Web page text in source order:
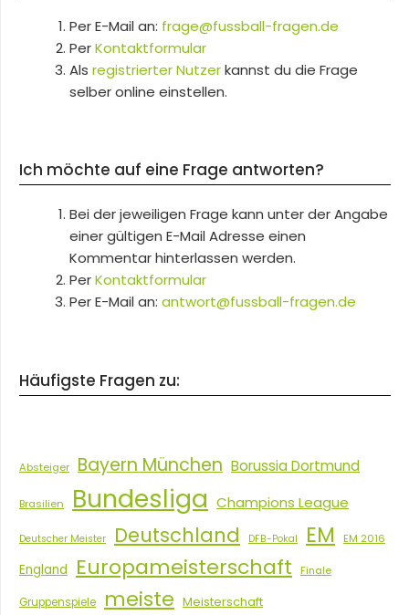
Per E-Mail an: frage@fussball-fragen.de
PerKontaktformular
Als registrierter Nutzerkannst du die Frage
selber online einstellen.
Ich möchte auf eine Frage antworten?
Bei der jeweiligen Frage kann unter der Angabe
einer gültigen E-Mail Adresse einen
Kommentar hinterlassen werden.
PerKontaktformular
Per E-Mail an: antwort@fussball-fragen.de
Häufigste Fragen zu:
Absteiger Bayern München Borussia Dortmund
Brasilien Bundesliga Champions League
Deutscher Meister Deutschland DFB-Pokal EM EM 2016
England Europameisterschaft Finale
Gruppenspiele meiste Meisterschaft